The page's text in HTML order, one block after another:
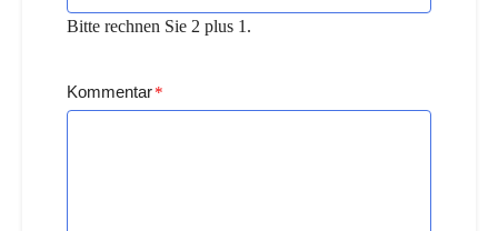
Bitte rechnen Sie 2 plus 1.
Kommentar*